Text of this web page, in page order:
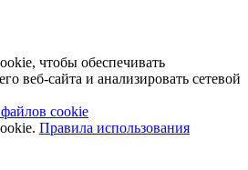
чтобы обеспечивать
веб-сайта и анализировать сетевой
cookie
Правила использования